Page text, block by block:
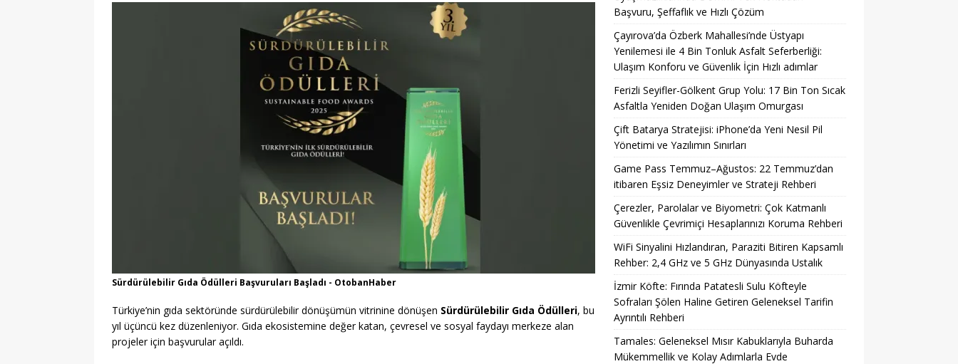
Çift Batarya Stratejisi: iPhone’da Yeni Nesil Pil Yönetimi ve Yazılımın Sınırları
Haydarpaşa Limanı’nda Sıfır Kilometre Otomobil Akışı: Gümrük Süreci ve Sonrası
KARAYOLU
Sürdürülebilir Gıda Ödülleri Başvuruları Başladı - OtobanHaber
Türkiye’nin gıda sektöründe sürdürülebilir dönüşümün vitrinine dönüşen Sürdürülebilir Gıda Ödülleri, bu
yıl üçüncü kez düzenleniyor. Gıda ekosistemine değer katan, çevresel ve sosyal faydayı merkeze alan
projeler için başvurular açıldı.
Başvuru, Şeffaflık ve Hızlı Çözüm
Çayırova’da Özberk Mahallesi’nde Üstyapı
Yenilemesi ile 4 Bin Tonluk Asfalt Seferberliği:
Ulaşım Konforu ve Güvenlik İçin Hızlı adımlar
Ferizli Seyifler-Gölkent Grup Yolu: 17 Bin Ton Sıcak
Asfaltla Yeniden Doğan Ulaşım Omurgası
Çift Batarya Stratejisi: iPhone’da Yeni Nesil Pil
Yönetimi ve Yazılımın Sınırları
Game Pass Temmuz–Ağustos: 22 Temmuz’dan
itibaren Eşsiz Deneyimler ve Strateji Rehberi
Çerezler, Parolalar ve Biyometri: Çok Katmanlı
Güvenlikle Çevrimiçi Hesaplarınızı Koruma Rehberi
WiFi Sinyalini Hızlandıran, Paraziti Bitiren Kapsamlı
Rehber: 2,4 GHz ve 5 GHz Dünyasında Ustalık
İzmir Köfte: Fırında Patatesli Sulu Köfteyle
Sofraları Şölen Haline Getiren Geleneksel Tarifin
Ayrıntılı Rehberi
Tamales: Geleneksel Mısır Kabuklarıyla Buharda
Mükemmellik ve Kolay Adımlarla Evde